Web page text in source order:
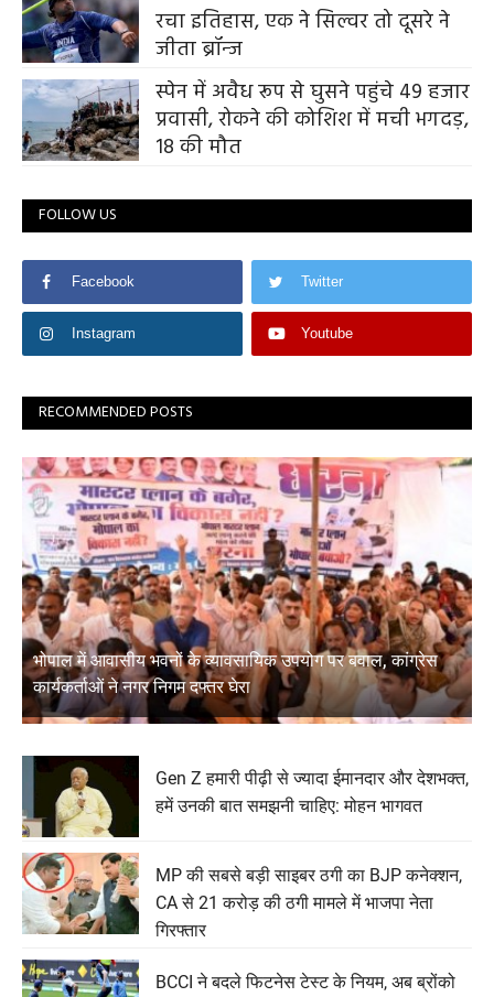
रचा इतिहास, एक ने सिल्वर तो दूसरे ने
जीता ब्रॉन्ज
स्पेन में अवैध रूप से घुसने पहुंचे 49 हजार
प्रवासी, रोकने की कोशिश में मची भगदड़,
18 की मौत
FOLLOW US
Facebook Twitter
Instagram Youtube
RECOMMENDED POSTS
भोपाल में आवासीय भवनों के व्यावसायिक उपयोग पर बवाल, कांग्रेस
कार्यकर्ताओं ने नगर निगम दफ्तर घेरा
Gen Z हमारी पीढ़ी से ज्यादा ईमानदार और देशभक्त,
हमें उनकी बात समझनी चाहिए: मोहन भागवत
MP की सबसे बड़ी साइबर ठगी का BJP कनेक्शन,
CA से 21 करोड़ की ठगी मामले में भाजपा नेता
गिरफ्तार
BCCI ने बदले फिटनेस टेस्ट के नियम, अब ब्रोंको